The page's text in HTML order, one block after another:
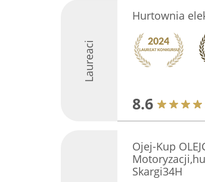
Laureaci
Hurtownia
8.6
Ojej-Kup
Skargi34H